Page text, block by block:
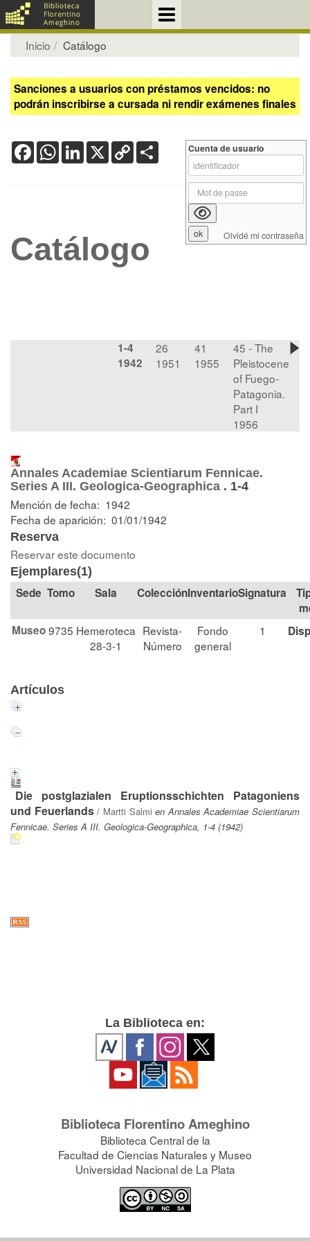
Inicio Catálogo
Sanciones a usuarios con préstamos vencidos: no
podrán inscribirse a cursada ni rendir exámenes finales
FacebookWhatsApp
LinkedIn
X Copy
Link
Catálogo
1-4
1942
26
1951
41
1955
45 - The
Pleistocene
of Fuego-
Patagonia.
Part I
1956
Annales Academiae Scientiarum Fennicae.
Series A III. Geologica-Geographica . 1-4
Mención de fecha: 1942
Fecha de aparición: 01/01/1942
Reserva
Reservar este documento
Ejemplares(1)
Tomo Sala Colección Signatura
Museo9735 Hemeroteca
28-3-1
Revista-
Número
Fondo
general
1
Artículos
Die postglazialen Eruptionsschichten Patagoniens
und Feuerlands/ Martti Salmi en Annales Academiae Scientiarum
Fennicae. Series A III. Geologica-Geographica, 1-4 (1942)
Cuenta de usuario
Olvidé mi contraseña
La Biblioteca en:
Biblioteca Florentino Ameghino
Biblioteca Central de la
Facultad de Ciencias Naturales y Museo
Universidad Nacional de La Plata